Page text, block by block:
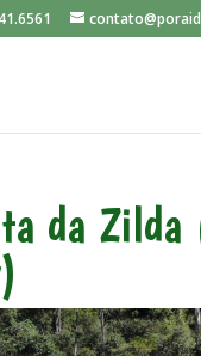
da